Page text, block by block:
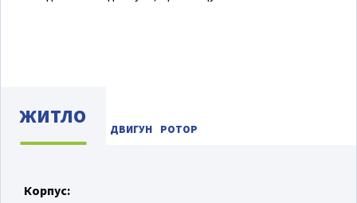
ЖИТЛО
ДВИГУН РОТОР
Корпус: